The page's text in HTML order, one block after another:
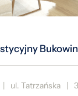
| ul. Tatrzańska |